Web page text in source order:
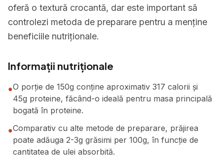
oferă o textură crocantă, dar este important să
controlezi metoda de preparare pentru a menține
beneficiile nutriționale.
Informații nutriționale
●O porție de 150g conține aproximativ 317 calorii și
45g proteine, făcând-o ideală pentru masa principală
bogată în proteine.
●Comparativ cu alte metode de preparare, prăjirea
poate adăuga 2-3g grăsimi per 100g, în funcție de
cantitatea de ulei absorbită.